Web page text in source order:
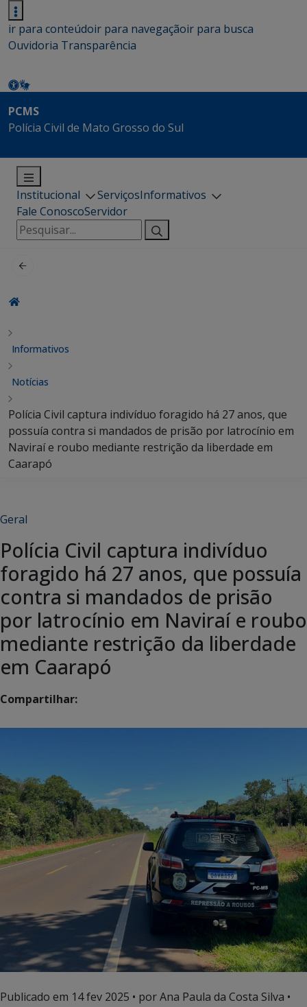
ir para conteúdoir para navegaçãoir para busca
Ouvidoria Transparência
PCMS
Polícia Civil de Mato Grosso do Sul
Institucional ServiçosInformativos
Fale ConoscoServidor
Pesquisar
por:
Informativos
Notícias
Polícia Civil captura indivíduo foragido há 27 anos, que
possuía contra si mandados de prisão por latrocínio em
Naviraí e roubo mediante restrição da liberdade em
Caarapó
Geral
Polícia Civil captura indivíduo
foragido há 27 anos, que possuía
contra si mandados de prisão
por latrocínio em Naviraí e roubo
mediante restrição da liberdade
em Caarapó
Compartilhar:
Publicado em 14 fev 2025 • por Ana Paula da Costa Silva •